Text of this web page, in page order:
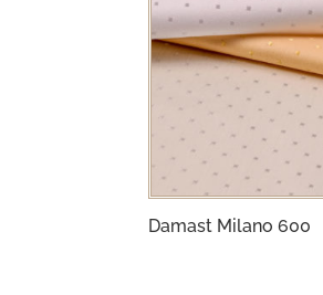
Damast Milano 600